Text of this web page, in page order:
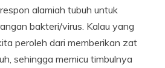
alamiah tubuh untuk
bakteri/virus. Kalau yang
peroleh dari memberikan zat
sehingga memicu timbulnya